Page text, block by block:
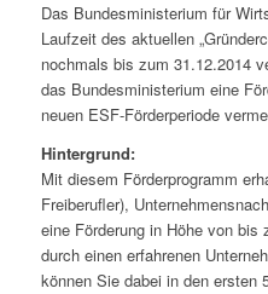
Das Bundesministerium für
Laufzeit des aktuellen
nochmals bis zum 31.12.2014
das Bundesministerium eine
neuen ESF-Förderperiode
Hintergrund:
Mit diesem Förderprogramm
Freiberufler),
eine Förderung in Höhe von
durch einen erfahrenen
können Sie dabei in den ersten